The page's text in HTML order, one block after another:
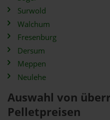
Surwold
Walchum
Fresenburg
Dersum
Meppen
Neulehe
Auswahl von
Pelletpreisen